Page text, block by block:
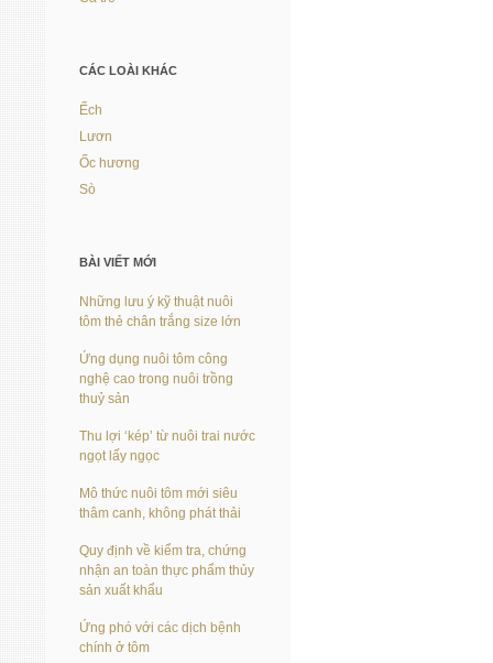
CÁC LOÀI KHÁC
Ếch
Lươn
Ốc hương
Sò
BÀI VIẾT MỚI
Những lưu ý kỹ thuật nuôi
tôm thẻ chân trắng size lớn
Ứng dụng nuôi tôm công
nghệ cao trong nuôi trồng
thuỷ sản
Thu lợi ‘kép’ từ nuôi trai nước
ngọt lấy ngọc
Mô thức nuôi tôm mới siêu
thâm canh, không phát thải
Quy định về kiểm tra, chứng
nhận an toàn thực phẩm thủy
sản xuất khẩu
Ứng phó với các dịch bệnh
chính ở tôm